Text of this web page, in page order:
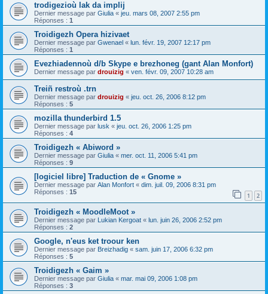
trodigezioù lak da implij
Dernier message par Giulia « jeu. mars 08, 2007 2:55 pm
Réponses : 1
Troidigezh Opera hizivaet
Dernier message par Gwenael « lun. févr. 19, 2007 12:17 pm
Réponses : 1
Evezhiadennoù d/b Skype e brezhoneg (gant Alan Monfort)
Dernier message par drouizig « ven. févr. 09, 2007 10:28 am
Treiñ restroù .trn
Dernier message par drouizig « jeu. oct. 26, 2006 8:12 pm
Réponses : 5
mozilla thunderbird 1.5
Dernier message par lusk « jeu. oct. 26, 2006 1:25 pm
Réponses : 4
Troidigezh « Abiword »
Dernier message par Giulia « mer. oct. 11, 2006 5:41 pm
Réponses : 9
[logiciel libre] Traduction de « Gnome »
Dernier message par Alan Monfort « dim. juil. 09, 2006 8:31 pm
Réponses : 15 1 2
Troidigezh « MoodleMoot »
Dernier message par Lukian Kergoat « lun. juin 26, 2006 2:52 pm
Réponses : 2
Google, n'eus ket troour ken
Dernier message par Breizhadig « sam. juin 17, 2006 6:32 pm
Réponses : 5
Troidigezh « Gaim »
Dernier message par Giulia « mar. mai 09, 2006 1:08 pm
Réponses : 3